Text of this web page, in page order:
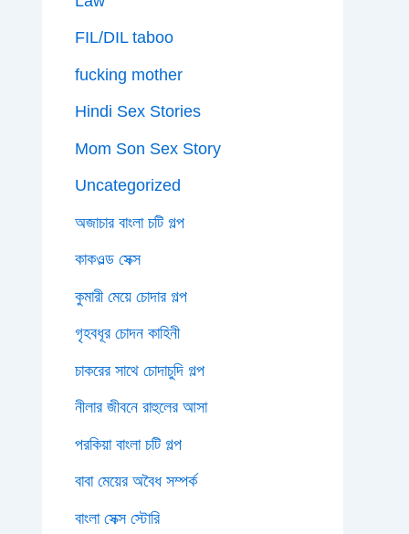
FIL/DIL taboo
fucking mother
Hindi Sex Stories
Mom Son Sex Story
Uncategorized
অজাচার বাংলা চটি গল্প
কাকওল্ড সেক্স
কুমারী মেয়ে চোদার গল্প
গৃহবধূর চোদন কাহিনী
চাকরের সাথে চোদাচুদি গল্প
নীলার জীবনে রাহুলের আসা
পরকিয়া বাংলা চটি গল্প
বাবা মেয়ের অবৈধ সম্পর্ক
বাংলা সেক্স স্টোরি